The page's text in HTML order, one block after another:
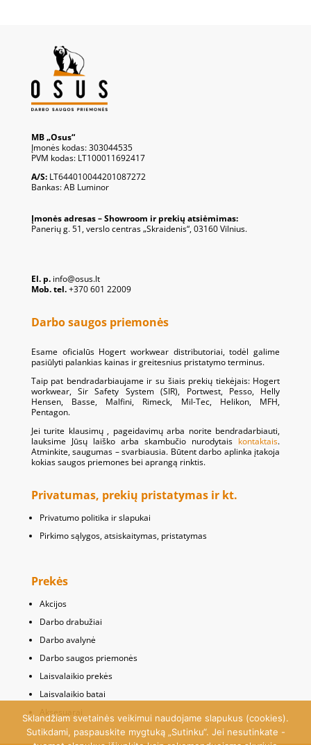
MB „Osus“
Įmonės kodas: 303044535
PVM kodas: LT100011692417
A/S:LT644010044201087272
Bankas: AB Luminor
Įmonės adresas – Showroom ir prekių atsiėmimas:
Panerių g. 51, verslo centras „Skraidenis“, 03160 Vilnius.
El. p.info@osus.lt
Mob. tel.+370 601 22009
Darbo saugos priemonės
Esame oficialūs Hogert workwear distributoriai, todėl galime
pasiūlyti palankias kainas ir greitesnius pristatymo terminus.
Taip pat bendradarbiaujame ir su šiais prekių tiekėjais: Hogert
workwear, Sir Safety System (SIR), Portwest, Pesso, Helly
Hensen, Basse, Malfini, Rimeck, Mil-Tec, Helikon, MFH,
Pentagon.
Jei turite klausimų , pageidavimų arba norite bendradarbiauti,
lauksime Jūsų laiško arba skambučio nurodytais kontaktais.
Atminkite, saugumas – svarbiausia. Būtent darbo aplinka įtakoja
kokias saugos priemones bei aprangą rinktis.
Privatumas, prekių pristatymas ir kt.
Privatumo politika ir slapukai
Pirkimo sąlygos, atsiskaitymas, pristatymas
Prekės
Akcijos
Darbo drabužiai
Darbo avalynė
Darbo saugos priemonės
Laisvalaikio prekės
Laisvalaikio batai
Aksesuarai
Sklandžiam svetainės veikimui naudojame slapukus (cookies).
Sutikdami, paspauskite mygtuką „Sutinku“. Jei nesutinkate -